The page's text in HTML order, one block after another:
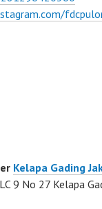
Kelapa Gading
9 No 27 Kelapa